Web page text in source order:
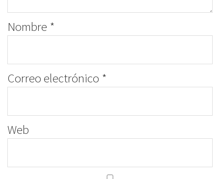
Nombre *
Correo electrónico *
Web